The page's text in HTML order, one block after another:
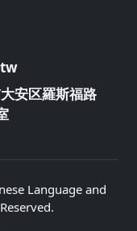
安区羅斯福路
Language and